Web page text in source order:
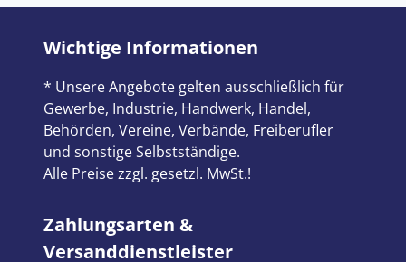
Wichtige Informationen
* Unsere Angebote gelten ausschließlich für
Gewerbe, Industrie, Handwerk, Handel,
Behörden, Vereine, Verbände, Freiberufler
und sonstige Selbstständige.
Alle Preise zzgl. gesetzl. MwSt.!
Zahlungsarten &
Versanddienstleister